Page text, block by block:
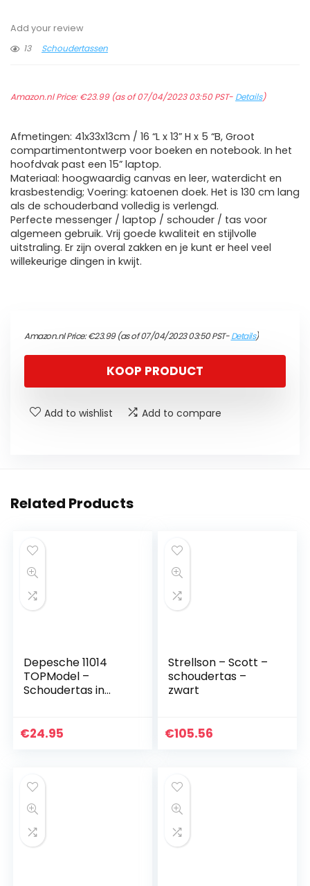
Add your review
13
Schoudertassen
Amazon.nl Price:€23.99(as of 07/04/2023 03:50 PST- Details)
Afmetingen: 41x33x13cm / 16 “L x 13” H x 5 “B, Groot
compartimentontwerp voor boeken en notebook. In het
hoofdvak past een 15” laptop.
Materiaal: hoogwaardig canvas en leer, waterdicht en
krasbestendig; Voering: katoenen doek. Het is 130 cm lang
als de schouderband volledig is verlengd.
Perfecte messenger / laptop / schouder / tas voor
algemeen gebruik. Vrij goede kwaliteit en stijlvolle
uitstraling. Er zijn overal zakken en je kunt er heel veel
willekeurige dingen in kwijt.
Amazon.nl Price:€23.99(as of 07/04/2023 03:50 PST-Details)
KOOP PRODUCT
Add to wishlist Add to compare
Related Products
Depesche 11014
TOPModel –
Schoudertas in
ritssluiting en in
€24.95
Strellson – Scott –
schoudertas –
zwart
€105.56